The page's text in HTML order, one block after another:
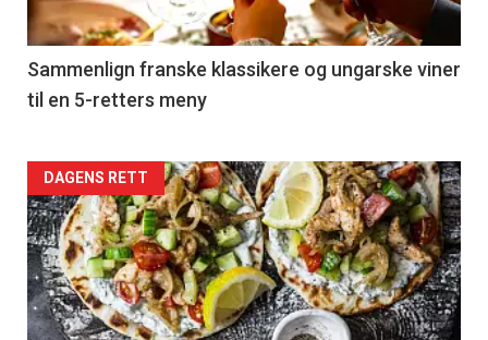
-
5
Sammenlign franske klassikere og ungarske viner
til en 5-retters meny
Forsiden
akkurat
nå
-
DAGENS RETT